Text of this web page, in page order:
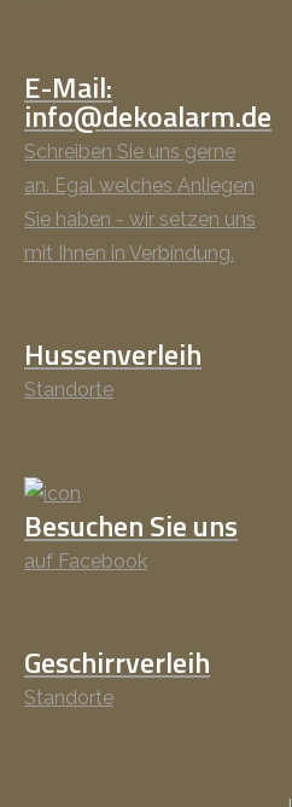
E-Mail:
info@dekoalarm.de
Schreiben Sie uns gerne
an. Egal welches Anliegen
Sie haben - wir setzen uns
mit Ihnen in Verbindung.
Hussenverleih
Standorte
Besuchen Sie uns
auf Facebook
Geschirrverleih
Standorte